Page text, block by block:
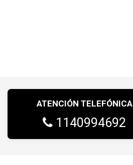
ATENCIÓN TELEFÓNICA
1140994692